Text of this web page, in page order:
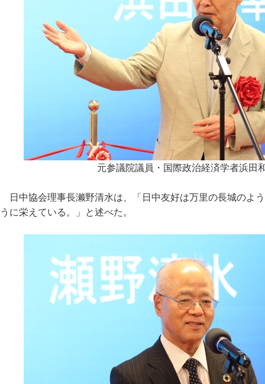
元参議院議員・国際政治経済学者浜田
日中協会理事長濑野清水は、「日中友好は万里の長城のよ
うに栄えている。」と述べた。